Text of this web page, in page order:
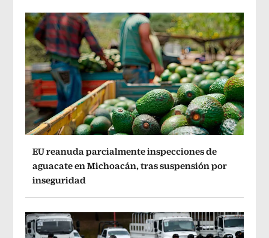
EU reanuda parcialmente inspecciones de
aguacate en Michoacán, tras suspensión por
inseguridad